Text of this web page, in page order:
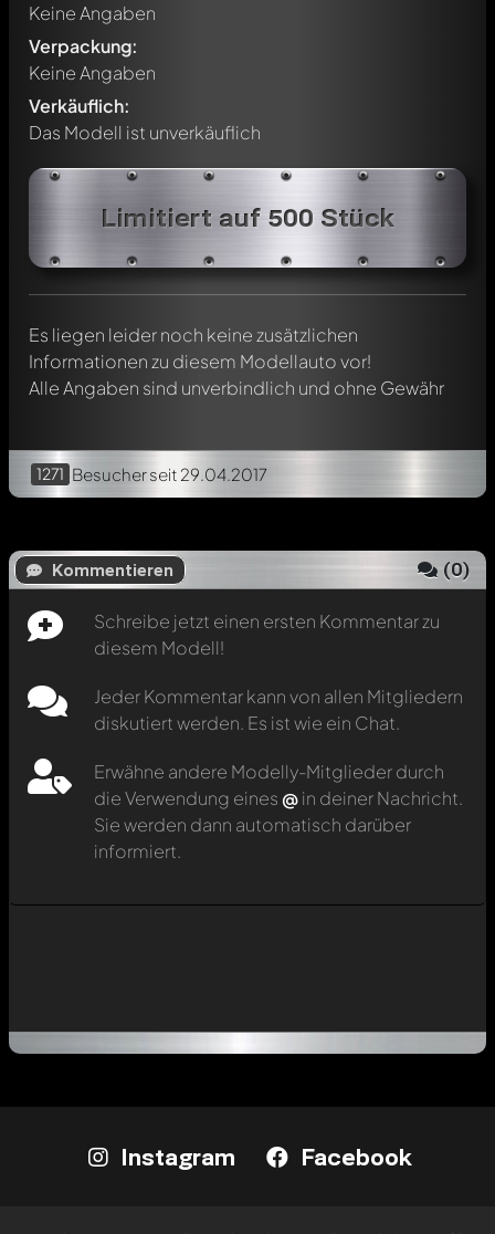
Keine Angaben
Verpackung:
Keine Angaben
Verkäuflich:
Das Modell ist unverkäuflich
Limitiert auf 500 Stück
Es liegen leider noch keine zusätzlichen
Informationen zu diesem Modellauto vor!
Alle Angaben sind unverbindlich und ohne Gewähr
1271 Besucherseit 29.04.2017
Kommentieren (0)
Schreibe jetzt einen ersten Kommentar zu
diesem Modell!
Jeder Kommentar kann von allen Mitgliedern
diskutiert werden. Es ist wie ein Chat.
Erwähne andere Modelly-Mitglieder durch
die Verwendung eines @in deiner Nachricht.
Sie werden dann automatisch darüber
informiert.
Schreibe jetzt einen ersten Kommentar zu diesem Modell!
werden. Es ist wie ein Chat.
Verwendung eines@in deiner Nachricht. Sie werden dann
automatisch darüber informiert.
Instagram Facebook